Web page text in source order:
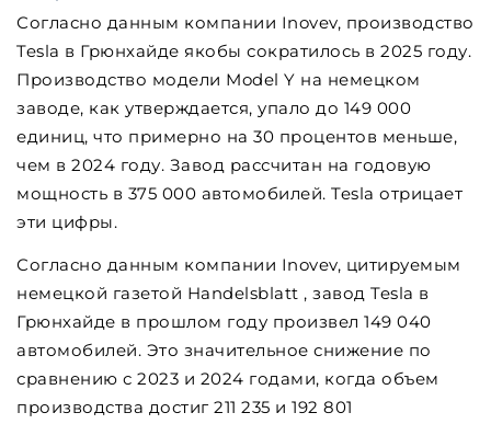
Согласно данным компании Inovev, производство
Tesla в Грюнхайде якобы сократилось в 2025 году.
Производство модели Model Y на немецком
заводе, как утверждается, упало до 149 000
единиц, что примерно на 30 процентов меньше,
чем в 2024 году. Завод рассчитан на годовую
мощность в 375 000 автомобилей. Tesla отрицает
эти цифры.
Согласно данным компании Inovev, цитируемым
немецкой газетой Handelsblatt , завод Tesla в
Грюнхайде в прошлом году произвел 149 040
автомобилей. Это значительное снижение по
сравнению с 2023 и 2024 годами, когда объем
производства достиг 211 235 и 192 801